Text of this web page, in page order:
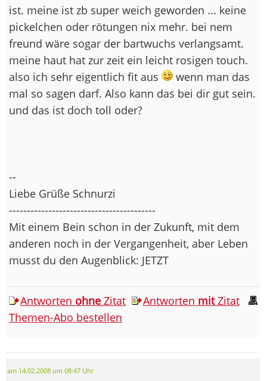
ist. meine ist zb super weich geworden ... keine
pickelchen oder rötungen nix mehr. bei nem
freund wäre sogar der bartwuchs verlangsamt.
meine haut hat zur zeit ein leicht rosigen touch.
also ich sehr eigentlich fit aus
wenn man das
mal so sagen darf. Also kann das bei dir gut sein.
und das ist doch toll oder?
--
Liebe Grüße Schnurzi
-----------------------------------------
Mit einem Bein schon in der Zukunft, mit dem
anderen noch in der Vergangenheit, aber Leben
musst du den Augenblick: JETZT
Antworten ohne Zitat Antworten mitZitat
Themen-Abo bestellen
am 14.02.2008 um 08:47 Uhr